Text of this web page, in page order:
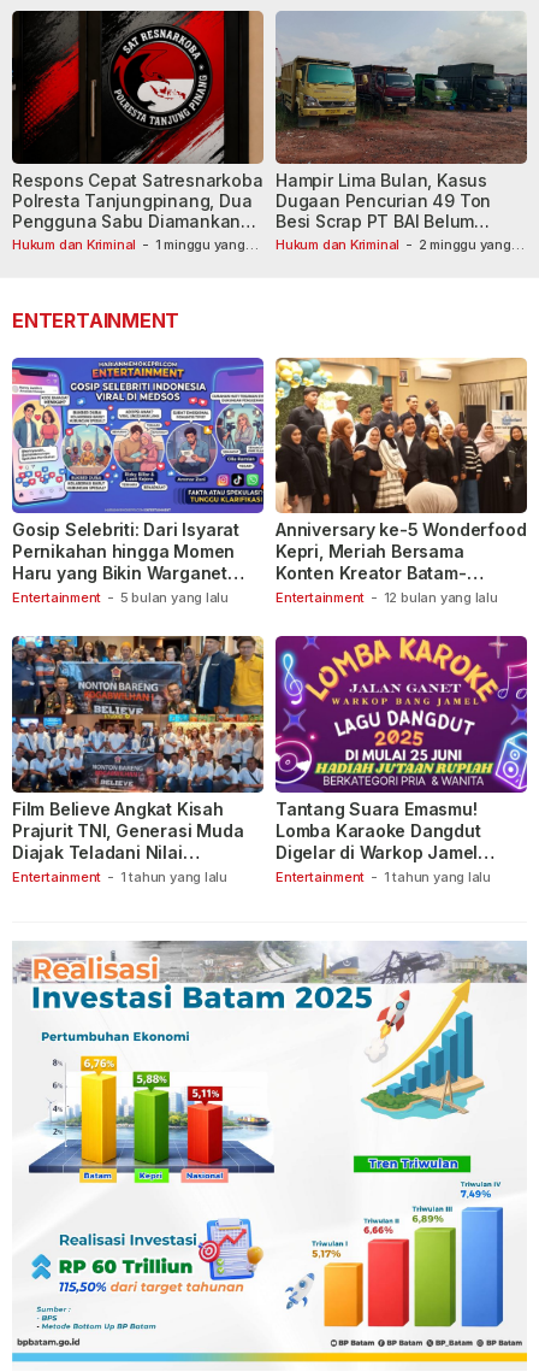
Hukum dan Kriminal - 1 minggu yang
Respons Cepat Satresnarkoba
Polresta Tanjungpinang, Dua
Pengguna Sabu Diamankan
Usai Dilaporkan ke Call Center
Hukum dan Kriminal - 2 minggu yang
Hampir Lima Bulan, Kasus
Dugaan Pencurian 49 Ton
Besi Scrap PT BAI Belum
Tetapkan Tersangka
ENTERTAINMENT
Entertainment - 5 bulan yang lalu
Gosip Selebriti: Dari Isyarat
Pernikahan hingga Momen
Haru yang Bikin Warganet
Berspekulasi
Entertainment - 12 bulan yang lalu
Anniversary ke-5 Wonderfood
Kepri, Meriah Bersama
Konten Kreator Batam-
Tanjungpinang
Entertainment - 1 tahun yang lalu
Film Believe Angkat Kisah
Prajurit TNI, Generasi Muda
Diajak Teladani Nilai
Keberanian
Entertainment - 1 tahun yang lalu
Tantang Suara Emasmu!
Lomba Karaoke Dangdut
Digelar di Warkop Jamel
Ganet